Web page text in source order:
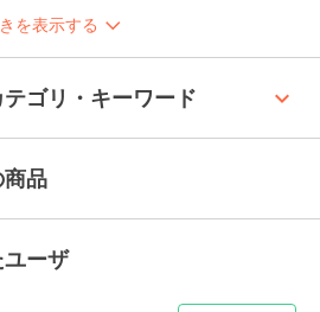
を表示する
ゴリ・キーワード keyboard_arrow_up
商品
ーザ